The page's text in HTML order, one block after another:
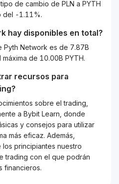
de cambio de PLN a PYTH
del -1.11%.
hay disponibles en total?
Pyth Network es de 7.87B
de 10.00B PYTH.
recursos para
sobre el trading,
a Bybit Learn, donde
y consejos para utilizar
más eficaz. Además,
principiantes nuestro
trading con el que podrán
financieros.